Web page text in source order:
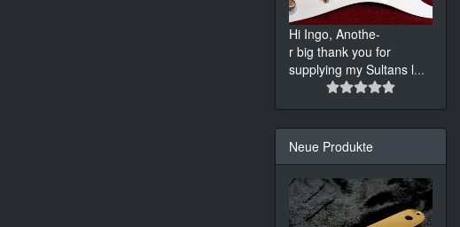
Hi Ingo, Anothe-
r big thank you for
supplying my Sultans l...
Neue Produkte